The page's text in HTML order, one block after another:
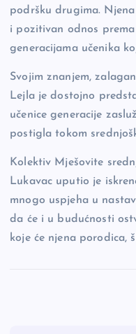
podršku drugima.
i pozitivan odnos
generacijama učenika
Svojim znanjem,
Lejla je dostojno
učenice generacije
postigla tokom
Kolektiv Mješovite
Lukavac uputio je
mnogo uspjeha u
da će i u budućnosti
koje će njena porodica,